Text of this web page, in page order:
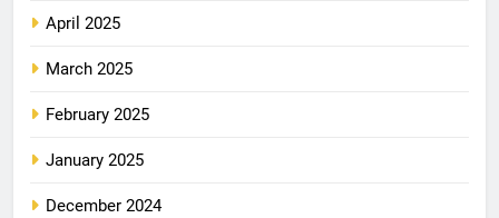
April 2025
March 2025
February 2025
January 2025
December 2024